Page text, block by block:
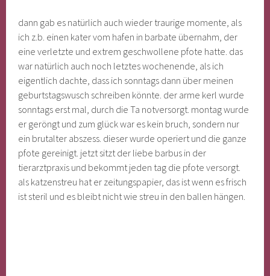
dann gab es natürlich auch wieder traurige momente, als
ich z.b. einen kater vom hafen in barbate übernahm, der
eine verletzte und extrem geschwollene pfote hatte. das
war natürlich auch noch letztes wochenende, als ich
eigentlich dachte, dass ich sonntags dann über meinen
geburtstagswusch schreiben könnte. der arme kerl wurde
sonntags erst mal, durch die Ta notversorgt. montag wurde
er geröngt und zum glück war es kein bruch, sondern nur
ein brutalter abszess. dieser wurde operiert und die ganze
pfote gereinigt. jetzt sitzt der liebe barbus in der
tierarztpraxis und bekommt jeden tag die pfote versorgt.
als katzenstreu hat er zeitungspapier, das ist wenn es frisch
ist steril und es bleibt nicht wie streu in den ballen hängen.